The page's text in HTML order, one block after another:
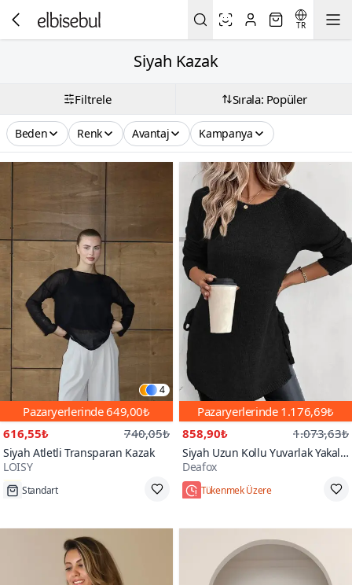
TR
Siyah Kazak
Filtrele Sırala: Popüler
Beden Renk Avantaj Kampanya
4
Pazaryerlerinde649,00₺
616,55₺
740,05₺
Siyah Atletli Transparan Kazak
LOISY
Standart
Pazaryerlerinde 1.176,69₺
858,90₺
1.073,63₺
Siyah Uzun Kollu Yuvarlak Yakalı
Yanlardan Bağcıklı Triko Bluz
Deafox
Tükenmek Üzere